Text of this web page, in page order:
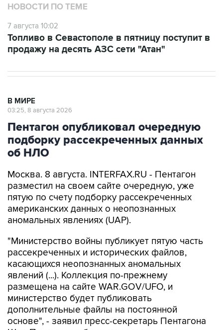
7 августа 10:02
продажу на десять АЗС сети "Атан"
Пентагон опубликовал очередную
подборку рассекреченных данных
об НЛО
Москва. 8 августа. INTERFAX.RU - Пентагон
пятую по счету подборку рассекреченных
американских данных о неопознанных
аномальных явлениях (UAP).
"Министерство войны публикует пятую часть
касающихся неопознанных аномальных
явлений (...). Коллекция по-прежнему
размещена на сайте WAR.GOV/UFO, и
министерство будет публиковать
дополнительные файлы на постоянной
основе", - заявил пресс-секретарь Пентагона
Шон Парнелл, добавив, что уже ведется
работа над следующей подборкой.